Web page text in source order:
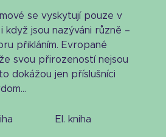
se vyskytují pouze v
když jsou nazýváni různě –
přikláním. Evropané
svou přirozeností nejsou
dokážou jen příslušníci
el. kniha